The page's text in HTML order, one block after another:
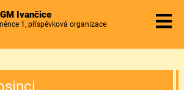
Ivančice
1, příspěvková organizace